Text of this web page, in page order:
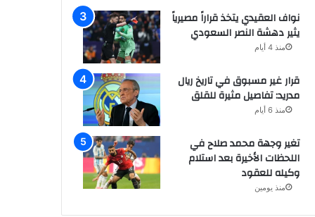
نواف العقيدي يتخذ قراراً مصيرياً
يثير دهشة النصر السعودي
منذ 4 أيام
قرار غير مسبوق في تاريخ ريال
مدريد: تفاصيل مثيرة للقلق
منذ 6 أيام
تغير وجهة محمد صلاح في
اللحظات الأخيرة بعد استلام
وكيله للعقود
منذ يومين